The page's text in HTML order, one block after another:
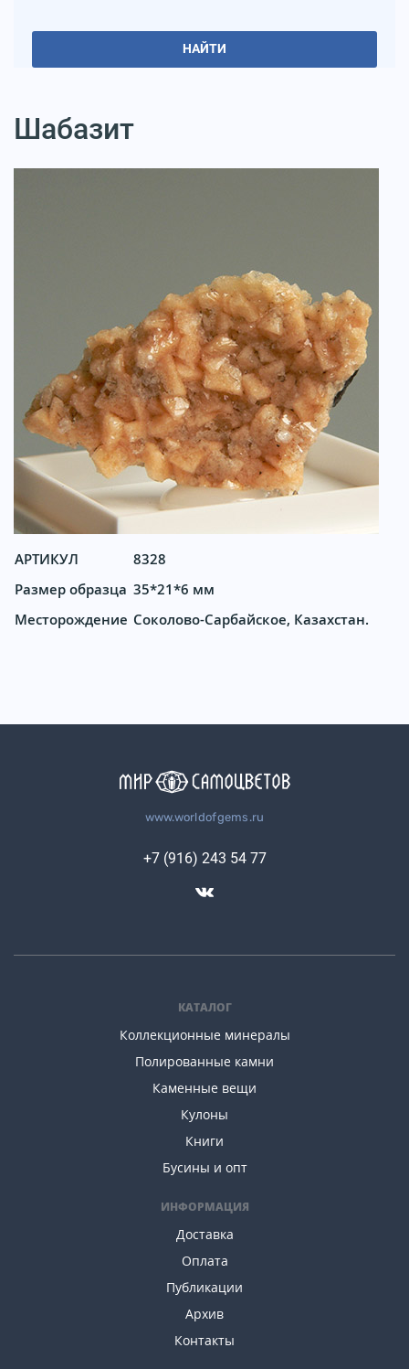
НАЙТИ
Шабазит
АРТИКУЛ
8328
Размер образца 35*21*6 мм
Месторождение Соколово-Сарбайское, Казахстан.
www.worldofgems.ru
КАТАЛОГ
Коллекционные минералы
Полированные камни
Каменные вещи
Кулоны
Книги
Бусины и опт
ИНФОРМАЦИЯ
Доставка
Оплата
Публикации
Архив
Контакты
+7 (916) 243 54 77